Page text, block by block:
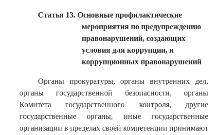
Статья 13. Основные профилактические
мероприятия по предупреждению
правонарушений, создающих
условия для коррупции, и
коррупционных правонарушений
Органы прокуратуры, органы внутренних дел,
органы государственной безопасности, органы
Комитета государственного контроля, другие
государственные органы, иные государственные
организации в пределах своей компетенции принимают